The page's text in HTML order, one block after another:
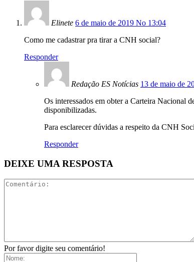
Elinete 6 de maio de 2019 No 13:04
Como me cadastrar pra tirar a CNH social?
Responder
Redação ES Notícias 13 de maio de
Os interessados em obter a Carteira Nacional
disponibilizadas.
Para esclarecer dúvidas a respeito da CNH
Responder
DEIXE UMA RESPOSTA
Por favor digite seu comentário!